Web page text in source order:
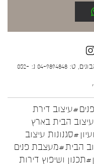
הילית קרש עיצוב ואדריכלות פנים, מושב הבונים, ט: 04-9894848 נ: 052-
#עיצוב דירת
הבית בארץ
#סגנונות עיצוב
הבית#מעצבת פנים
#תכנון ושיפוץ דירות